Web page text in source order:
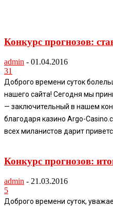
Конкурс прогнозов:
admin - 01.04.2016
31
Доброго времени суток
нашего сайта! Сегодня мы
— заключительный в нашем
благодаря казино Argo-
всех миланистов дарит
Конкурс прогнозов:
admin - 21.03.2016
5
Доброго времени суток,